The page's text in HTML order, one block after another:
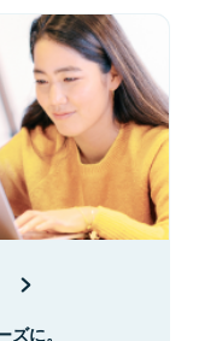
に。